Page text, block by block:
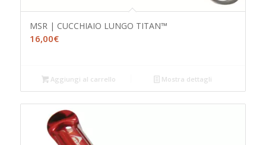
MSR | CUCCHIAIO LUNGO TITAN™
16,00€
Aggiungi al carrello Mostra dettagli